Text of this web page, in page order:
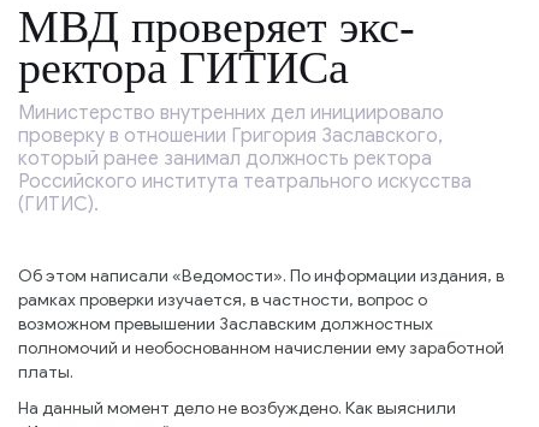
МВД проверяет экс-
ректора ГИТИСа
Министерство внутренних дел инициировало
проверку в отношении Григория Заславского,
который ранее занимал должность ректора
Российского института театрального искусства
(ГИТИС).
Об этом написали «Ведомости». По информации издания, в
рамках проверки изучается, в частности, вопрос о
возможном превышении Заславским должностных
полномочий и необоснованном начислении ему заработной
платы.
На данный момент дело не возбуждено. Как выяснили